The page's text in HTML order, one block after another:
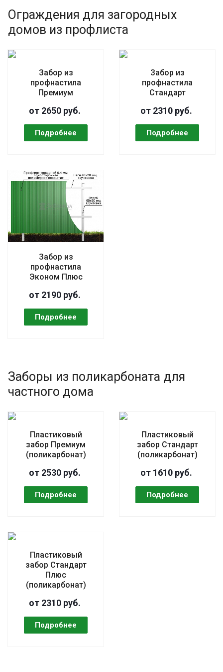
Ограждения для загородных
домов из профлиста
Забор из
профнастила
Премиум
от 2650 руб.
Забор из
профнастила
Стандарт
от 2310 руб.
Забор из
профнастила
Эконом Плюс
от 2190 руб.
Заборы из поликарбоната для
частного дома
Пластиковый
забор Премиум
(поликарбонат)
от 2530 руб.
Пластиковый
забор Стандарт
(поликарбонат)
от 1610 руб.
Пластиковый
забор Стандарт
Плюс
(поликарбонат)
от 2310 руб.